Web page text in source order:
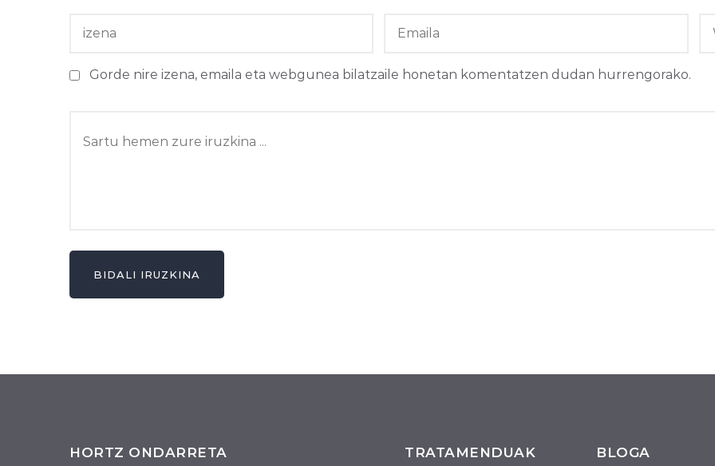
Gorde nire izena, emaila eta webgunea bilatzaile honetan komentatzen dudan hurrengorako.
HORTZ ONDARRETA TRATAMENDUAK BLOGA